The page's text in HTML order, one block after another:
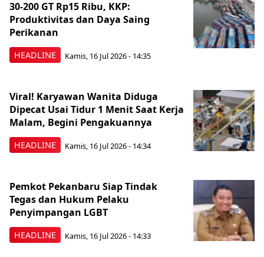
HEADLINE
30-200 GT Rp15 Ribu, KKP:
Produktivitas dan Daya Saing
Perikanan
Kamis, 16 Jul 2026 - 14:35
HEADLINE
Viral! Karyawan Wanita Diduga
Dipecat Usai Tidur 1 Menit Saat Kerja
Malam, Begini Pengakuannya
Kamis, 16 Jul 2026 - 14:34
HEADLINE
Pemkot Pekanbaru Siap Tindak
Tegas dan Hukum Pelaku
Penyimpangan LGBT
Kamis, 16 Jul 2026 - 14:33